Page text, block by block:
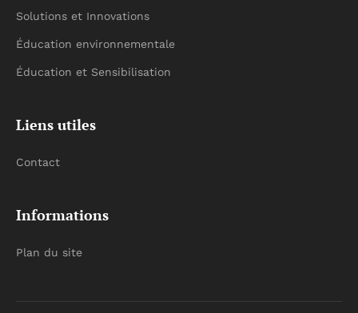
Solutions et Innovations
Éducation environnementale
Éducation et Sensibilisation
Liens utiles
Contact
Informations
Plan du site